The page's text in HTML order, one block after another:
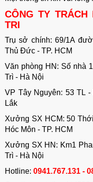
CÔNG TY TRÁCH
TRI
Trụ sở chính: 69/1A
Thủ Đức - TP. HCM
Văn phòng HN: Số nhà
Trì - Hà Nội
VP Tây Nguyên: 53 TL
Lắk
Xưởng SX HCM: 50
Hóc Môn - TP. HCM
Xưởng SX HN: Km1
Trì - Hà Nội
Hotline: 0941.767.131 -